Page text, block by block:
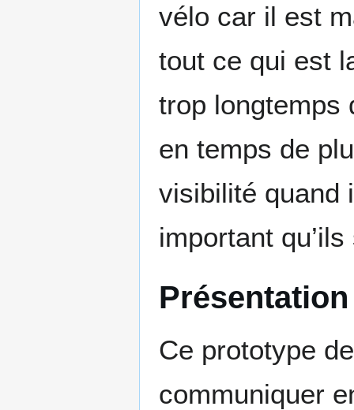
vélo car il est
tout ce qui est
trop longtemps
en temps de
visibilité quand
important
Ce prototype
communiquer